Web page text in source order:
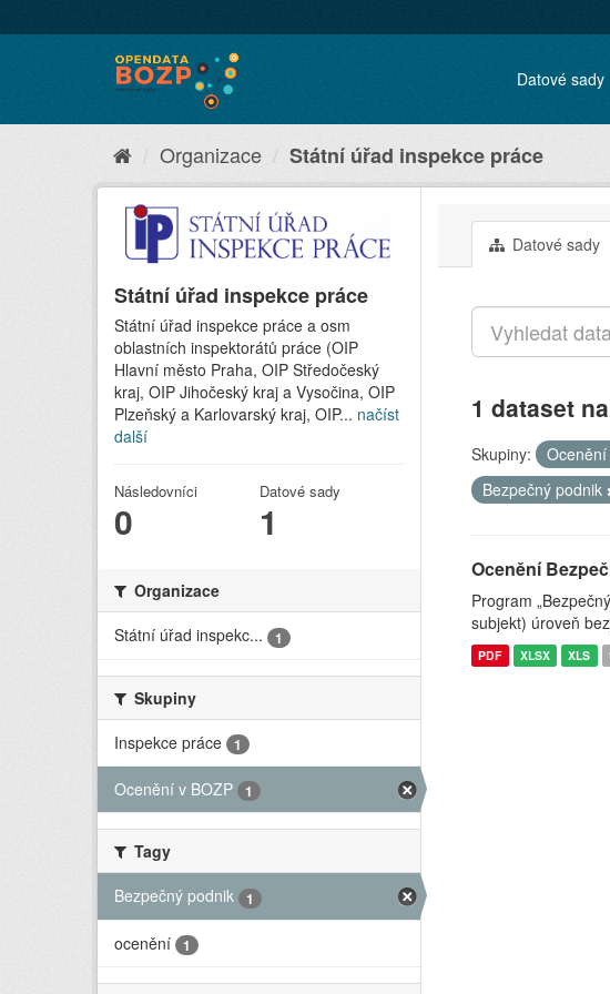
Datové sady
Organizace Státní úřad inspekce práce
Státní úřad inspekce práce
Státní úřad inspekce práce a osm
oblastních inspektorátů práce (OIP
Hlavní město Praha, OIP Středočeský
kraj, OIP Jihočeský kraj a Vysočina, OIP
Plzeňský a Karlovarský kraj, OIP... načíst
další
Následovníci
0
Datové sady
1
Organizace
Státní úřad inspekc...
1
Skupiny
Inspekce práce
1
Ocenění v BOZP 1
Tagy
Bezpečný podnik
1
ocenění 1
Datové sady
1 dataset
Skupiny:
Bezpečný podnik
Ocenění
Program
subjekt) úroveň
PDF XLSX XLS